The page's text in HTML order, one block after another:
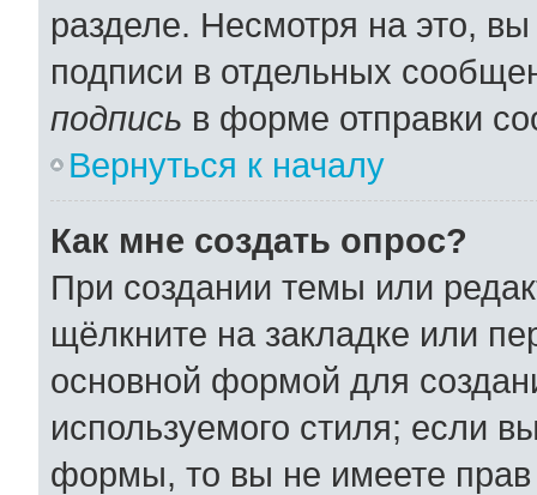
разделе. Несмотря на это,
подписи в отдельных
подпись в форме отправки
Вернуться к началу
Как мне создать опрос?
При создании темы или
щёлкните на закладке или
основной формой для
используемого стиля; если
формы, то вы не имеете прав